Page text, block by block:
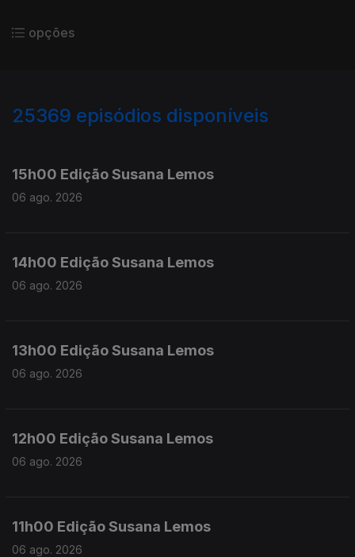
opções
25369 episódios disponíveis
15h00 Edição Susana Lemos
06 ago. 2026
14h00 Edição Susana Lemos
06 ago. 2026
13h00 Edição Susana Lemos
06 ago. 2026
12h00 Edição Susana Lemos
06 ago. 2026
11h00 Edição Susana Lemos
06 ago. 2026